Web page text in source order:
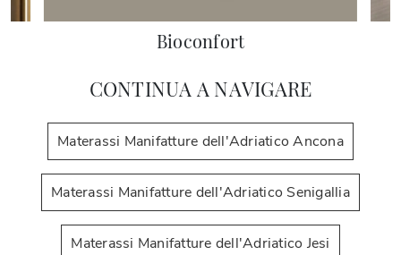
Bioconfort
CONTINUA A NAVIGARE
Materassi Manifatture dell'Adriatico Ancona
Materassi Manifatture dell'Adriatico Senigallia
Materassi Manifatture dell'Adriatico Jesi